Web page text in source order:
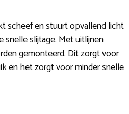
scheef en stuurt opvallend licht
slijtage. Met uitlijnen
gemonteerd. Dit zorgt voor
en het zorgt voor minder snelle